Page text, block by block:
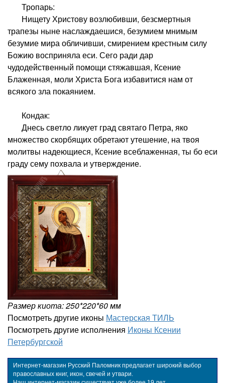
Тропарь:
Нищету Христову возлюбивши, безсмертныя
трапезы ныне наслаждаешися, безумием мнимым
безумие мира обличивши, смирением крестным силу
Божию восприняла еси. Сего ради дар
чудодейственный помощи стяжавшая, Ксение
Блаженная, моли Христа Бога избавитися нам от
всякого зла покаянием.
Кондак:
Днесь светло ликует град святаго Петра, яко
множество скорбящих обретают утешение, на твоя
молитвы надеющиеся, Ксение всеблаженная, ты бо еси
граду сему похвала и утверждение.
Размер киота: 250*220*60 мм
Посмотреть другие иконы Мастерская ТИЛЬ
Посмотреть другие исполнения Иконы Ксении
Петербургской
Интернет-магазин Русский Паломник предлагает широкий выбор
православных книг, икон, свечей и утвари.